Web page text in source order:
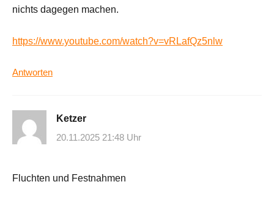
nichts dagegen machen.
https://www.youtube.com/watch?v=vRLafQz5nlw
Antworten
Ketzer
20.11.2025 21:48 Uhr
Fluchten und Festnahmen